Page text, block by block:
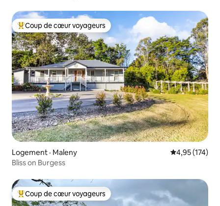
Coup de cœur voyageurs parmi les plus aimés
Coup de cœur voyageurs
Logement · Maleny Note
4,95 (174)
Bliss on Burgess
Coup de cœur voyageurs parmi les plus aimés
Coup de cœur voyageurs